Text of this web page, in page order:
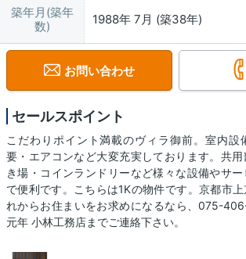
築年月(築年
数)
1988年 7月 (築38年)
お問い合わせ
セールスポイント
こだわりポイント満載のヴィラ御前。室内設
要・エアコンなど大変充実しております。共
き場・コインランドリーなど様々な設備やサ
で便利です。こちらは1Kの物件です。京都市
れからお住まいをお求めになるなら、075-
元年 小林工務店までご連絡下さい。